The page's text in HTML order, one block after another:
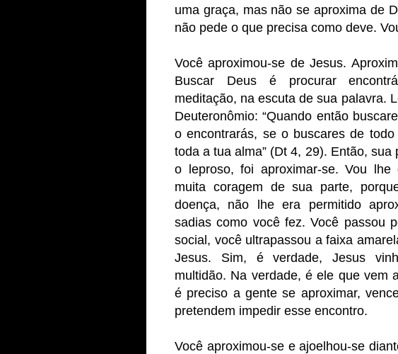
uma graça, mas não se aproxima de
não pede o que precisa como deve.
Você aproximou-se de Jesus.
Buscar Deus é procurar
meditação, na escuta de sua palavra.
Deuteronômio: “Quando então
o encontrarás, se o buscares de
toda a tua alma” (Dt 4, 29). Então, sua
o leproso, foi aproximar-se. Vou
muita coragem de sua parte,
doença, não lhe era permitido
sadias como você fez. Você passou
social, você ultrapassou a faixa
Jesus. Sim, é verdade, Jesus
multidão. Na verdade, é ele que vem
é preciso a gente se aproximar,
pretendem impedir esse encontro.
Você aproximou-se e ajoelhou-se